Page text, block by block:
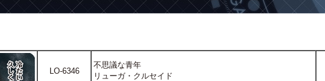
LO-6346
不思議な青年
リューガ・クルセイド